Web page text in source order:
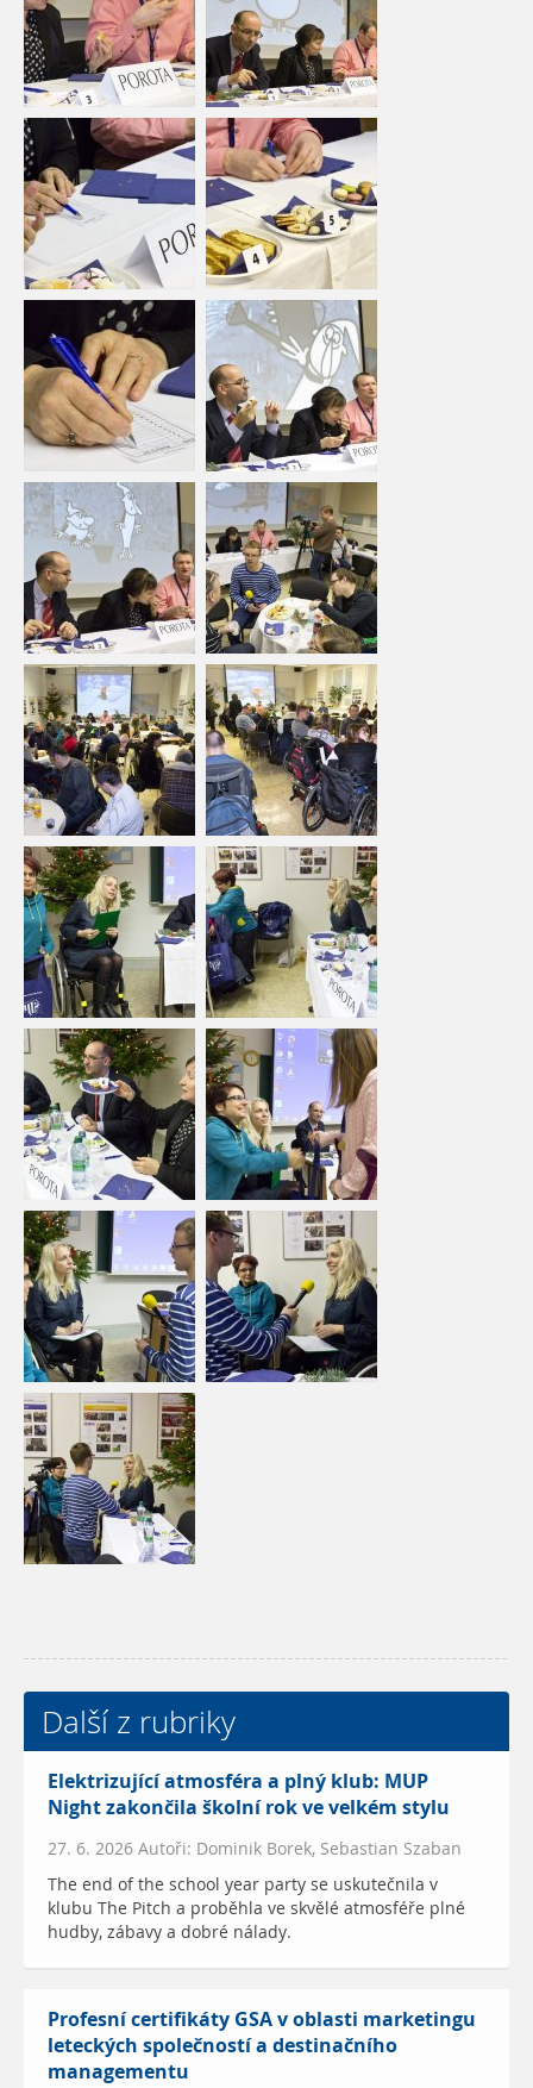
Další z rubriky
Elektrizující atmosféra a plný klub: MUP
Night zakončila školní rok ve velkém stylu
27. 6. 2026 Autoři: Dominik Borek, Sebastian Szaban
The end of the school year party se uskutečnila v
klubu The Pitch a proběhla ve skvělé atmosféře plné
hudby, zábavy a dobré nálady.
Profesní certifikáty GSA v oblasti marketingu
leteckých společností a destinačního
managementu